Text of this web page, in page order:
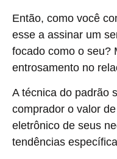
Então, como você
esse a assinar um
focado como o seu?
entrosamento no
A técnica do padrão
comprador o valor
eletrônico de seus
tendências